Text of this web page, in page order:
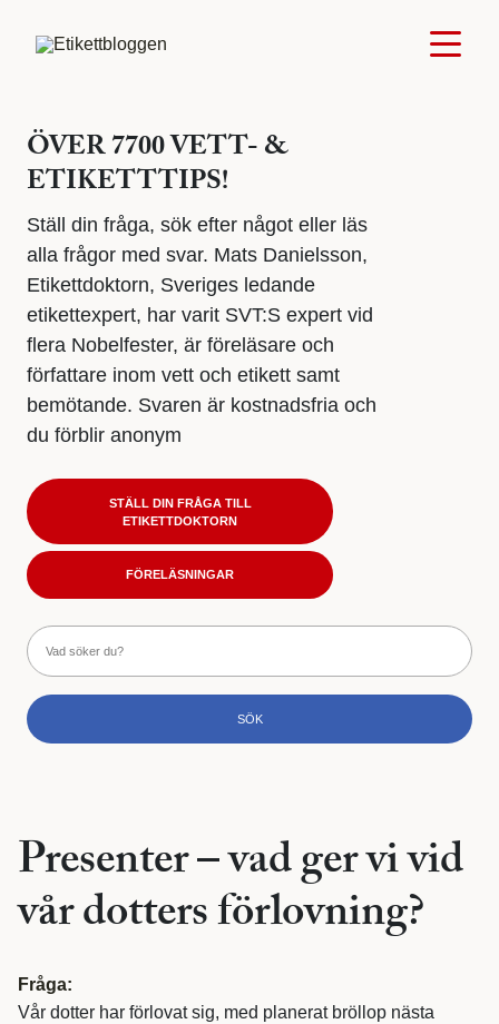
ÖVER 7700 VETT- &
ETIKETTTIPS!
Ställ din fråga, sök efter något eller läs
alla frågor med svar. Mats Danielsson,
Etikettdoktorn, Sveriges ledande
etikettexpert, har varit SVT:S expert vid
flera Nobelfester, är föreläsare och
författare inom vett och etikett samt
bemötande. Svaren är kostnadsfria och
du förblir anonym
STÄLL DIN FRÅGA TILL
ETIKETTDOKTORN
FÖRELÄSNINGAR
Presenter – vad ger vi vid
vår dotters förlovning?
Fråga:
Vår dotter har förlovat sig, med planerat bröllop nästa